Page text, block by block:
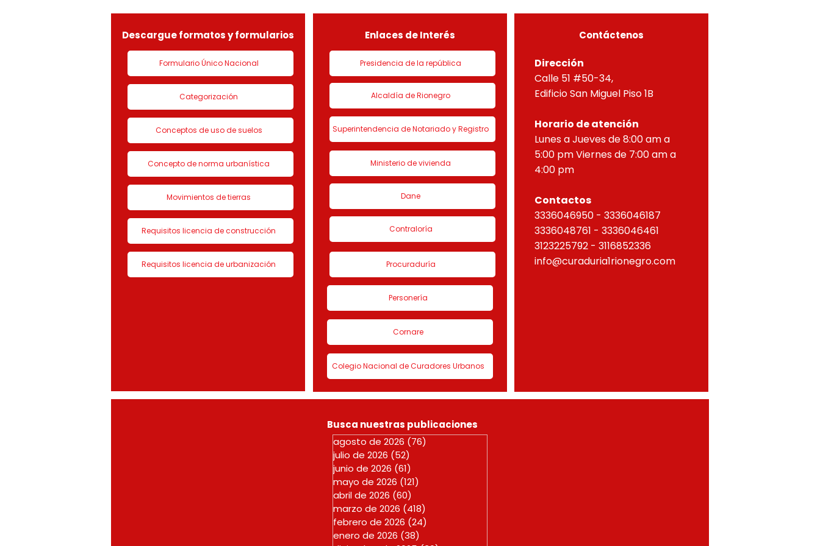
LICENCIA DE CON
de urbanización 1 denominado
HORIZONTAL, correspondien
Descargue formatos y formularios
Formulario Único Nacional
Categorización
Conceptos de uso de suelos
Concepto de norma urbanística
Movimientos de tierras
Requisitos licencia de construcción
Requisitos licencia de urbanización
Enlaces de Interés
Presidencia de la república
Alcaldía de Rionegro
Superintendencia de Notariado y Registro
Ministerio de vivienda
Dane
Contraloría
Procuraduría
Personería
Cornare
Colegio Nacional de Curadores Urbanos
Contáctenos
Dirección
Calle 51 #50-34,
Edificio San Miguel Piso 1B
Horario de atención
Lunes a Jueves de 8:00 am a
5:00 pm Viernes de 7:00 am a
4:00 pm
Contactos
3336046950 - 3336046187
3336048761 - 3336046461
3123225792 - 3116852336
info@curaduria1rionegro.com
Busca nuestras publicaciones
agosto de 2026 (76)
julio de 2026 (52)
junio de 2026 (61)
mayo de 2026 (121)
abril de 2026 (60)
marzo de 2026 (418)
febrero de 2026 (24)
enero de 2026 (38)